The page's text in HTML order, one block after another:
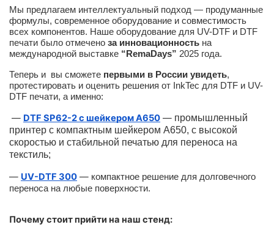
Мы предлагаем интеллектуальный подход — продуманные
формулы, современное оборудование и совместимость
всех компонентов. Наше оборудование для UV-DTF и DTF
печати было отмечено за инновационность на
международной выставке “RemaDays” 2025 года.
Теперь и вы сможете первыми в России увидеть,
протестировать и оценить решения от InkTec для DTF и UV-
DTF печати, а именно:
— DTF SP62-2 с шейкером A650 — промышленный
принтер с компактным шейкером А650, с высокой
скоростью и стабильной печатью для переноса на
текстиль;
— UV-DTF 300 — компактное решение для долговечного
переноса на любые поверхности.
Почему стоит прийти на наш стенд: